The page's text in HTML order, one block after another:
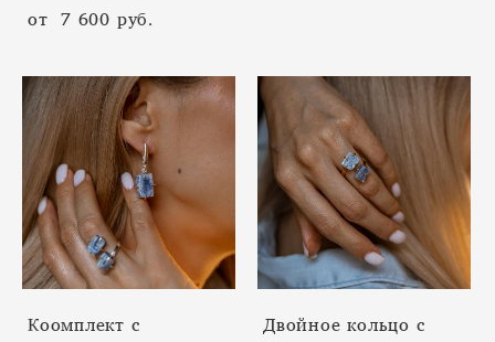
от 7 600 pуб.
Коомплект с
Двойное кольцо с